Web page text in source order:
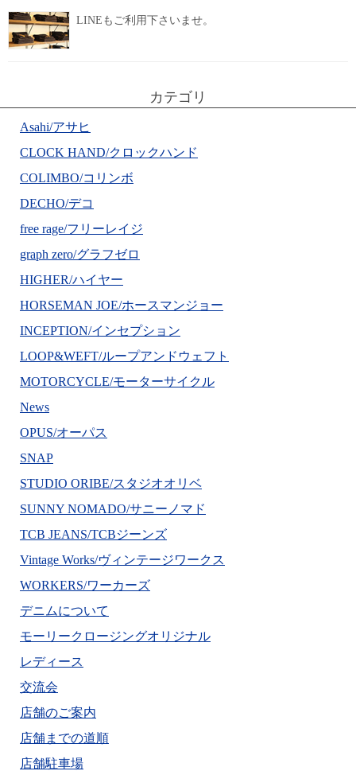
LINEもご利用下さいませ。
カテゴリ
Asahi/アサヒ
CLOCK HAND/クロックハンド
COLIMBO/コリンボ
DECHO/デコ
free rage/フリーレイジ
graph zero/グラフゼロ
HIGHER/ハイヤー
HORSEMAN JOE/ホースマンジョー
INCEPTION/インセプション
LOOP&WEFT/ループアンドウェフト
MOTORCYCLE/モーターサイクル
News
OPUS/オーパス
SNAP
STUDIO ORIBE/スタジオオリベ
SUNNY NOMADO/サニーノマド
TCB JEANS/TCBジーンズ
Vintage Works/ヴィンテージワークス
WORKERS/ワーカーズ
デニムについて
モーリークロージングオリジナル
レディース
交流会
店舗のご案内
店舗までの道順
店舗駐車場